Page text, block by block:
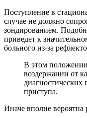
Поступление в
случае не должно
зондированием.
приведет к
больного из-за
В этом
воздержании от
диагностических
приступа.
Иначе вполне вероятна